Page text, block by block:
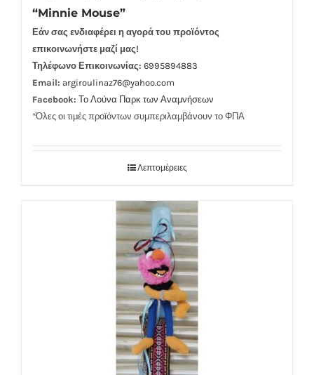
“Minnie Mouse”
Εάν σας ενδιαφέρει η αγορά του προϊόντος
επικοινωνήστε μαζί μας!
Τηλέφωνο Επικοινωνίας: 6995894883
Email: argiroulinaz76@yahoo.com
Facebook: Το Λούνα Παρκ των Αναμνήσεων
*Όλες οι τιμές προϊόντων συμπεριλαμβάνουν το ΦΠΑ
Λεπτομέρειες